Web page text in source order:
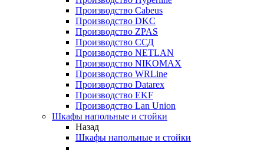
Производство Cabeus
Производство DKC
Производство ZPAS
Производство ССД
Производство NETLAN
Производство NIKOMAX
Производство WRLine
Производство Datarex
Производство EKF
Производство Lan Union
Шкафы напольные и стойки
Назад
Шкафы напольные и стойки